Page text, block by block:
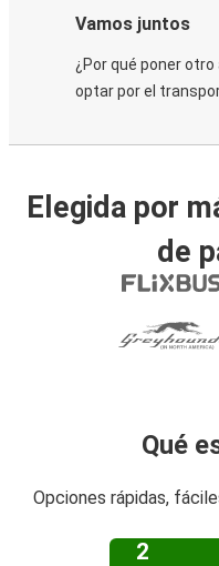
Vamos juntos
¿Por qué poner
optar por el
Elegida por
de
Qué
Opciones rápidas,
2